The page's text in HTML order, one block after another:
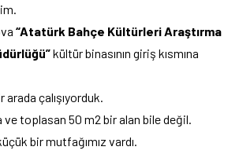
“Atatürk Bahçe Kültürleri Araştırma
kültür binasının giriş kısmına
çalışıyorduk.
ve toplasan 50 m2 bir alan bile değil.
bir mutfağımız vardı.